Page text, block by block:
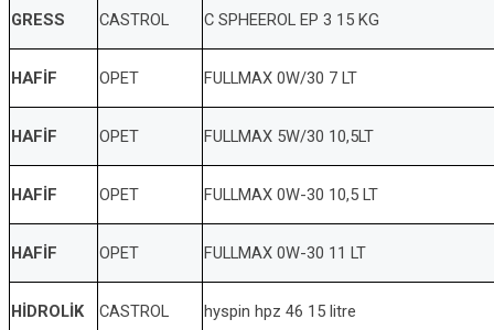
GRESS CASTROL C SPHEEROL EP 3 15 KG
HAFİF OPET FULLMAX 0W/30 7 LT
HAFİF OPET FULLMAX 5W/30 10,5LT
HAFİF OPET FULLMAX 0W-30 10,5 LT
HAFİF OPET FULLMAX 0W-30 11 LT
HİDROLİK CASTROL hyspin hpz 46 15 litre